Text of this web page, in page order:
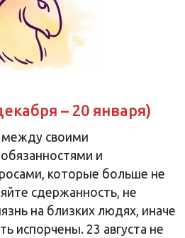
– 20 января)
между своими
и
которые больше не
сдержанность, не
на близких людях, иначе
испорчены. 23 августа не